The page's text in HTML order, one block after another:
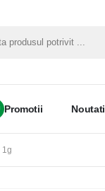
Promotii Noutati
1g